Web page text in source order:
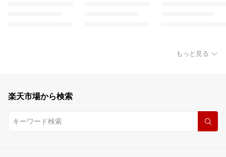
もっと見る
楽天市場から検索